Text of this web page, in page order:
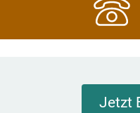
Jetzt